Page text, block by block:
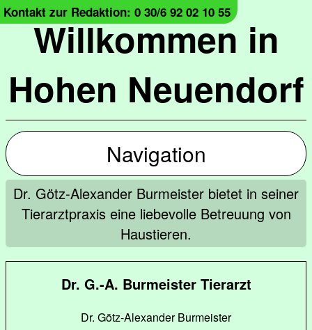
Willkommen in
Hohen Neuendorf
Kontakt zur Redaktion: 0 30/6 92 02 10 55
Navigation
Dr. Götz-Alexander Burmeister bietet in seiner
Tierarztpraxis eine liebevolle Betreuung von
Haustieren.
Dr. G.-A. Burmeister Tierarzt
Dr. Götz-Alexander Burmeister